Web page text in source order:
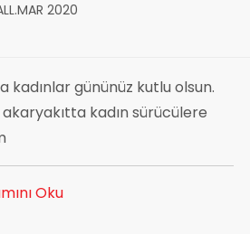
2020
kadınlar gününüz kutlu olsun.
kadın sürücülere
Oku